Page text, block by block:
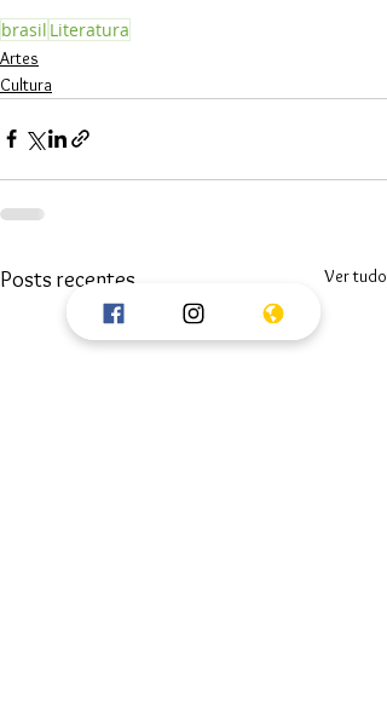
brasil Literatura
Artes
Cultura
Posts recentes Ver tudo